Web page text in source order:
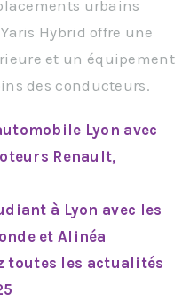
urbains
Hybrid offre une
et un équipement
des conducteurs.
Lyon avec
Renault,
à Lyon avec les
et Alinéa
toutes les actualités